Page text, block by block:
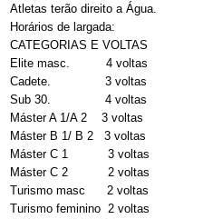
Atletas terão direito a Água.
Horários de largada:
CATEGORIAS E VOLTAS
Elite masc. 4 voltas
Cadete. 3 voltas
Sub 30. 4 voltas
Máster A 1/A 2 3 voltas
Máster B 1/ B 2 3 voltas
Máster C 1 3 voltas
Máster C 2 2 voltas
Turismo masc 2 voltas
Turismo feminino 2 voltas